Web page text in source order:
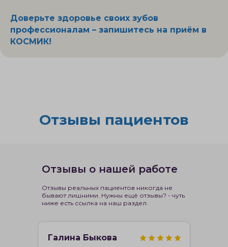
Доверьте здоровье своих зубов
профессионалам – запишитесь на приём в
КОСМИК!
Отзывы пациентов
Отзывы о нашей работе
Отзывы реальных пациентов никогда не
бывают лишними. Нужны ещё отзывы? - чуть
ниже есть ссылка на наш раздел.
Галина Быкова